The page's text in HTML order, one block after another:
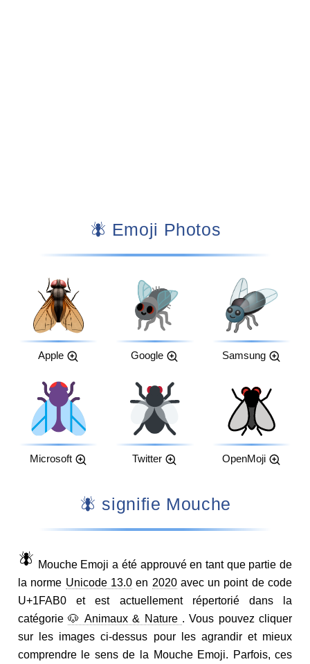
🪰 Emoji Photos
Apple Google Samsung
Microsoft Twitter OpenMoji
🪰 signifie Mouche
🪰 Mouche Emoji a été approuvé en tant que partie de
la norme Unicode 13.0en 2020avec un point de code
U+1FAB0 et est actuellement répertorié dans la
catégorie🐶 Animaux & Nature . Vous pouvez cliquer
sur les images ci-dessus pour les agrandir et mieux
comprendre le sens de la Mouche Emoji. Parfois, ces